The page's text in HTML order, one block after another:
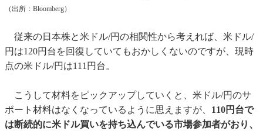
（出所：Bloomberg）
従来の日本株と米ドル/円の相関性から考えれば、米ドル/
円は120円台を回復していてもおかしくないのですが、現時
点の米ドル/円は111円台。
こうして材料をピックアップしていくと、米ドル/円のサ
ポート材料はなくなっているように思えますが、 110円台で
は断続的に米ドル買いを持ち込んでいる市場参加者がおり、